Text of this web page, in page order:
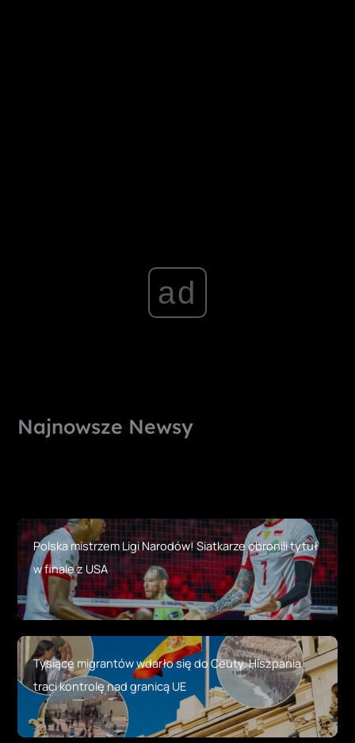
ad
Najnowsze Newsy
Polska mistrzem Ligi Narodów! Siatkarze obronili tytuł
w finale z USA
Tysiące migrantów wdarło się do Ceuty. Hiszpania
traci kontrolę nad granicą UE